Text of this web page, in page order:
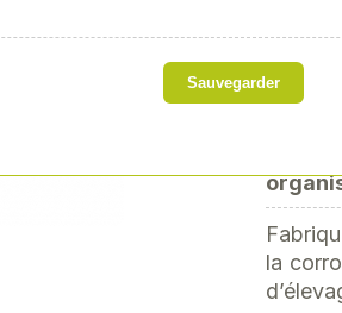
la
Sauvegarder